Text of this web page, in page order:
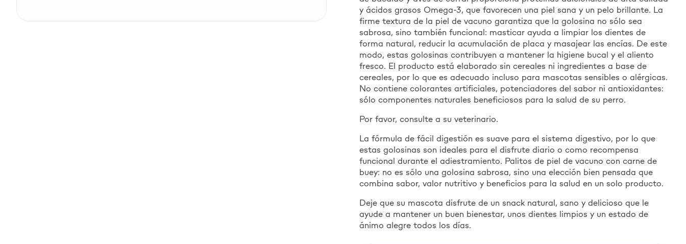
y ácidos grasos Omega-3, que favorecen una piel sana y un pelo brillante. La
firme textura de la piel de vacuno garantiza que la golosina no sólo sea
sabrosa, sino también funcional: masticar ayuda a limpiar los dientes de
forma natural, reducir la acumulación de placa y masajear las encías. De este
modo, estas golosinas contribuyen a mantener la higiene bucal y el aliento
fresco. El producto está elaborado sin cereales ni ingredientes a base de
cereales, por lo que es adecuado incluso para mascotas sensibles o alérgicas.
No contiene colorantes artificiales, potenciadores del sabor ni antioxidantes:
sólo componentes naturales beneficiosos para la salud de su perro.
Por favor, consulte a su veterinario.
La fórmula de fácil digestión es suave para el sistema digestivo, por lo que
estas golosinas son ideales para el disfrute diario o como recompensa
funcional durante el adiestramiento. Palitos de piel de vacuno con carne de
buey: no es sólo una golosina sabrosa, sino una elección bien pensada que
combina sabor, valor nutritivo y beneficios para la salud en un solo producto.
Deje que su mascota disfrute de un snack natural, sano y delicioso que le
ayude a mantener un buen bienestar, unos dientes limpios y un estado de
ánimo alegre todos los días.